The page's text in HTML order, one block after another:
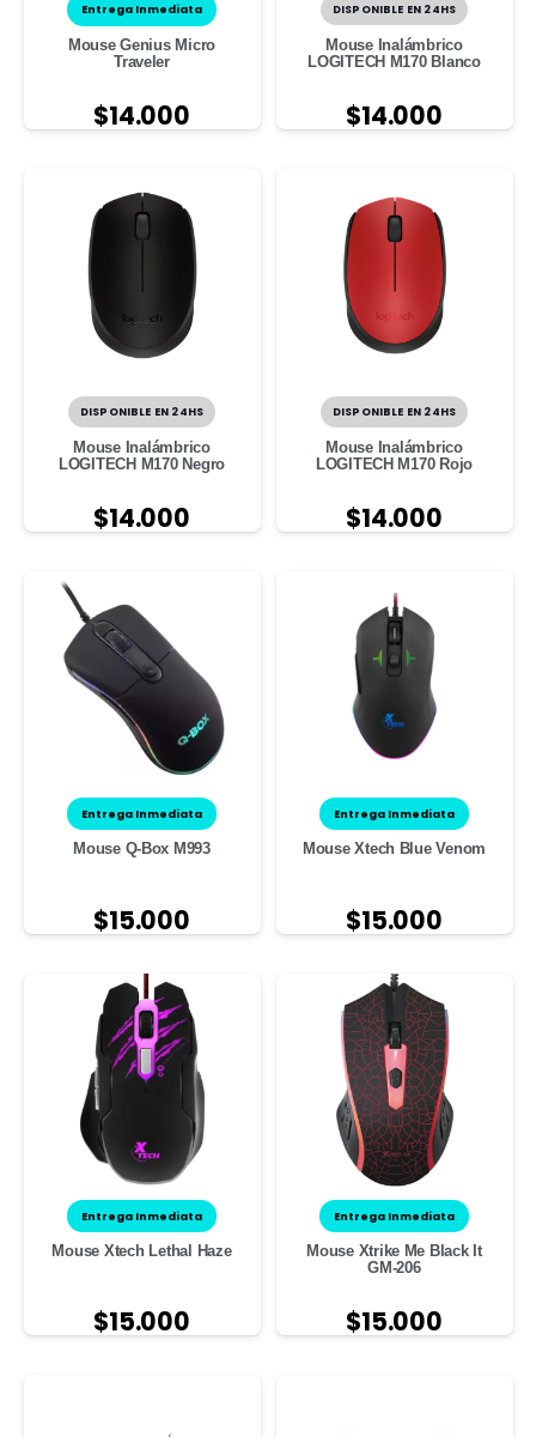
Entrega Inmediata
Mouse Genius Micro
Traveler
$14.000
DISPONIBLE EN 24HS
Mouse Inalámbrico
LOGITECH M170 Blanco
$14.000
DISPONIBLE EN 24HS
Mouse Inalámbrico
LOGITECH M170 Negro
$14.000
DISPONIBLE EN 24HS
Mouse Inalámbrico
LOGITECH M170 Rojo
$14.000
Entrega Inmediata
Mouse Q-Box M993
$15.000
Entrega Inmediata
Mouse Xtech Blue Venom
$15.000
Entrega Inmediata
Mouse Xtech Lethal Haze
$15.000
Entrega Inmediata
Mouse Xtrike Me Black It
GM-206
$15.000